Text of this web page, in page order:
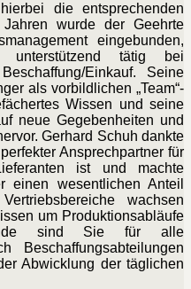
die entsprechenden
wurde der Geehrte
eingebunden,
tätig bei
Einkauf. Seine
als vorbildlichen „Team“-
Wissen und seine
neue Gegebenheiten und
Gerhard Schuh dankte
Ansprechpartner für
ist und machte
einen wesentlichen Anteil
wachsen
um Produktionsabläufe
sind Sie für alle
Beschaffungsabteilungen
Abwicklung der täglichen